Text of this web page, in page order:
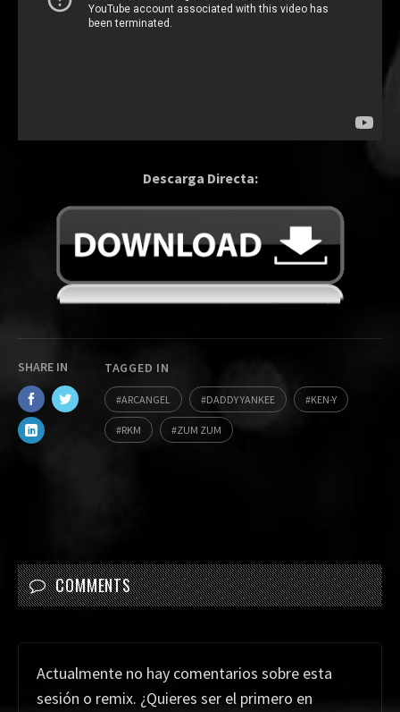
Descarga Directa:
SHARE IN TAGGED IN
ARCANGEL DADDY YANKEE KEN-Y
RKM ZUM ZUM
COMMENTS
Actualmente no hay comentarios sobre esta
sesión o remix. ¿Quieres ser el primero en